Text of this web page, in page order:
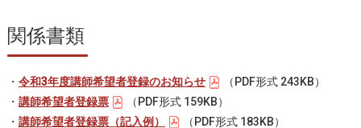
関係書類
・ 令和3年度講師希望者登録のお知らせ
（PDF形式 243KB）
・ 講師希望者登録票
（PDF形式 159KB）
・ 講師希望者登録票（記入例） （PDF形式 183KB）